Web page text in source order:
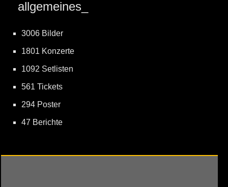
allgemeines_
3006 Bilder
1801 Konzerte
1092 Setlisten
561 Tickets
294 Poster
47 Berichte